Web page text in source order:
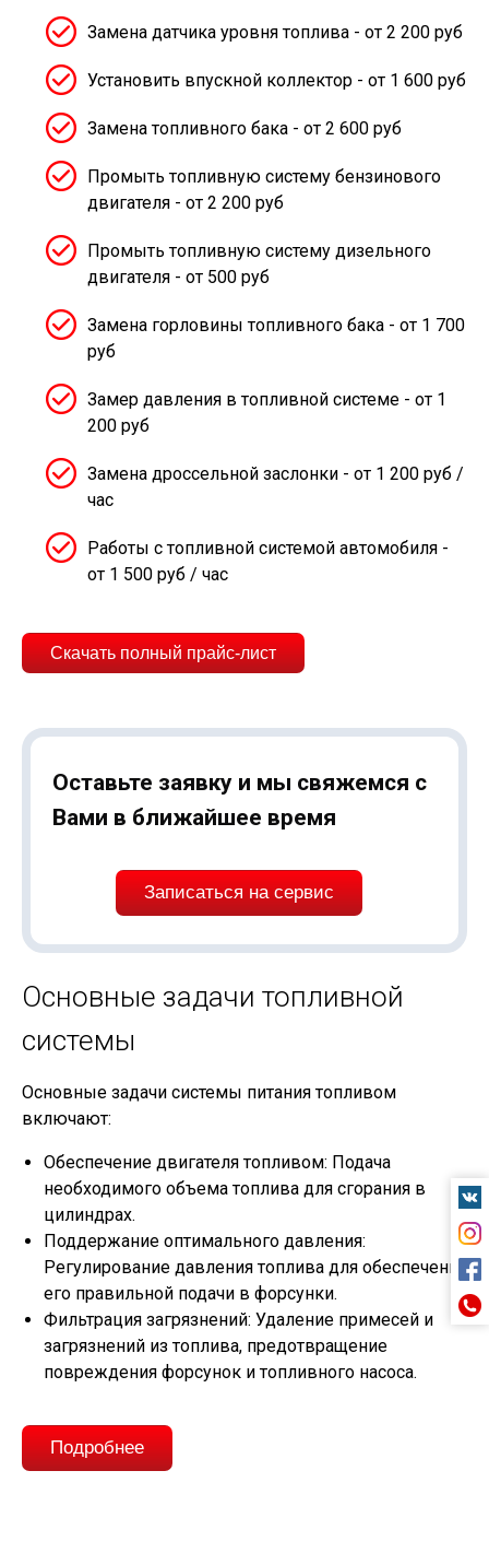
Замена датчика уровня топлива - от 2 200 руб
Установить впускной коллектор - от 1 600 руб
Замена топливного бака - от 2 600 руб
Промыть топливную систему бензинового
двигателя - от 2 200 руб
Промыть топливную систему дизельного
двигателя - от 500 руб
Замена горловины топливного бака - от 1 700
руб
Замер давления в топливной системе - от 1
200 руб
Замена дроссельной заслонки - от 1 200 руб /
час
Работы с топливной системой автомобиля -
от 1 500 руб / час
Скачать полный прайс-лист
Оставьте заявку и мы свяжемся с
Вами в ближайшее время
Записаться на сервис
Основные задачи топливной
системы
Основные задачи системы питания топливом
включают:
Обеспечение двигателя топливом: Подача
необходимого объема топлива для сгорания в
цилиндрах.
Поддержание оптимального давления:
Регулирование давления топлива для обеспечения
его правильной подачи в форсунки.
Фильтрация загрязнений: Удаление примесей и
загрязнений из топлива, предотвращение
повреждения форсунок и топливного насоса.
Подробнее